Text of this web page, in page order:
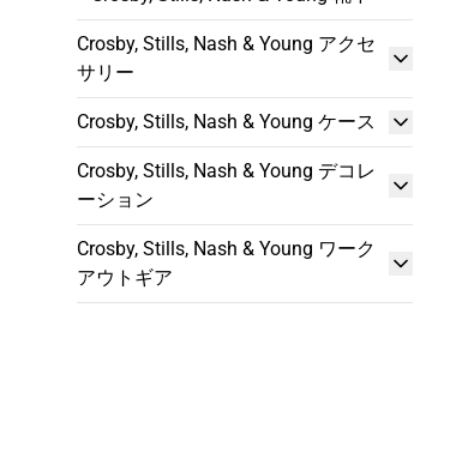
Crosby, Stills, Nash & Young アクセ
サリー
Crosby, Stills, Nash & Young ケース
Crosby, Stills, Nash & Young デコレ
ーション
Crosby, Stills, Nash & Young ワーク
アウトギア